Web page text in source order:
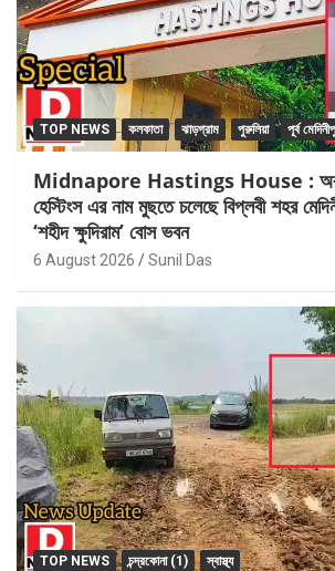
TOP NEWS কলকাতা ঝাড়গ্রাম পুরুলিয়া পূর্ব
Midnapore Hastings House :
হেস্টিংস এর নাম মুছতে চলেছে বিপ্লবী শহর
‘শহীদ ক্ষুদিরাম’ বোস ভবন
6 August 2026 Sunil Das
TOP NEWS চন্দ্রকোনা (1) স্বাস্থ্য